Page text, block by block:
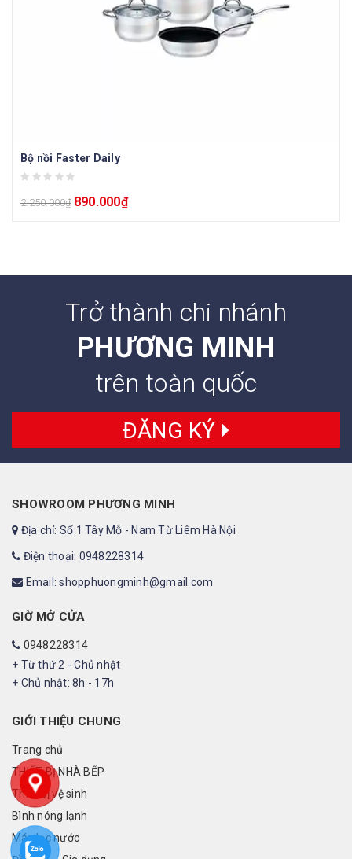
Bộ nồi Faster Daily
2.250.000₫ 890.000₫
Trở thành chi nhánh
PHƯƠNG MINH
trên toàn quốc
ĐĂNG KÝ
SHOWROOM PHƯƠNG MINH
Địa chỉ: Số 1 Tây Mỗ - Nam Từ Liêm Hà Nội
Điện thoại: 0948228314
Email: shopphuongminh@gmail.com
GIỜ MỞ CỬA
0948228314
+ Từ thứ 2 - Chủ nhật
+ Chủ nhật: 8h - 17h
GIỚI THIỆU CHUNG
Trang chủ
THIẾT BỊ NHÀ BẾP
Thiết bị vệ sinh
Bình nóng lạnh
Máy lọc nước